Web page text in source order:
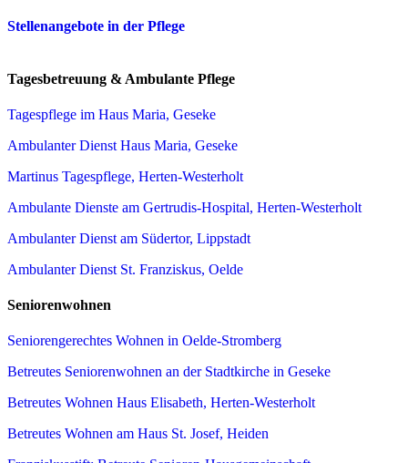
Stellenangebote in der Pflege
Tagesbetreuung & Ambulante Pflege
Tagespflege im Haus Maria, Geseke
Ambulanter Dienst Haus Maria, Geseke
Martinus Tagespflege, Herten-Westerholt
Ambulante Dienste am Gertrudis-Hospital, Herten-Westerholt
Ambulanter Dienst am Südertor, Lippstadt
Ambulanter Dienst St. Franziskus, Oelde
Seniorenwohnen
Seniorengerechtes Wohnen in Oelde-Stromberg
Betreutes Seniorenwohnen an der Stadtkirche in Geseke
Betreutes Wohnen Haus Elisabeth, Herten-Westerholt
Betreutes Wohnen am Haus St. Josef, Heiden